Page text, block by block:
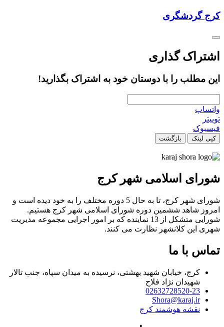
کرج گردشگری
اشتراک گذاری
این مطلب را با دوستان خود به اشتراک بگذارید!
واتساپ
توییتر
فیسبوک
کپی لینک بازگشت
شورای اسلامی شهر کرج
شورای شهر کرج، تا به حال 5 دوره مختلف را به خود دیده است و
امروز شاهد ششمین دوره شورای اسلامی شهر کرج هستیم.
شورایی متشکل از 13 نماینده که بر امور اجرایی مجموعه مدیریت
شهری این کلانشهر نظارت می کنند.
تماس با ما
کرج، خیابان شهید بهشتی، نرسیده به میدان سپاه، جنب تالار
شهیدان نژاد فلاح
02632728520-23
Shora@karaj.ir
نقشه هوشمند کرج